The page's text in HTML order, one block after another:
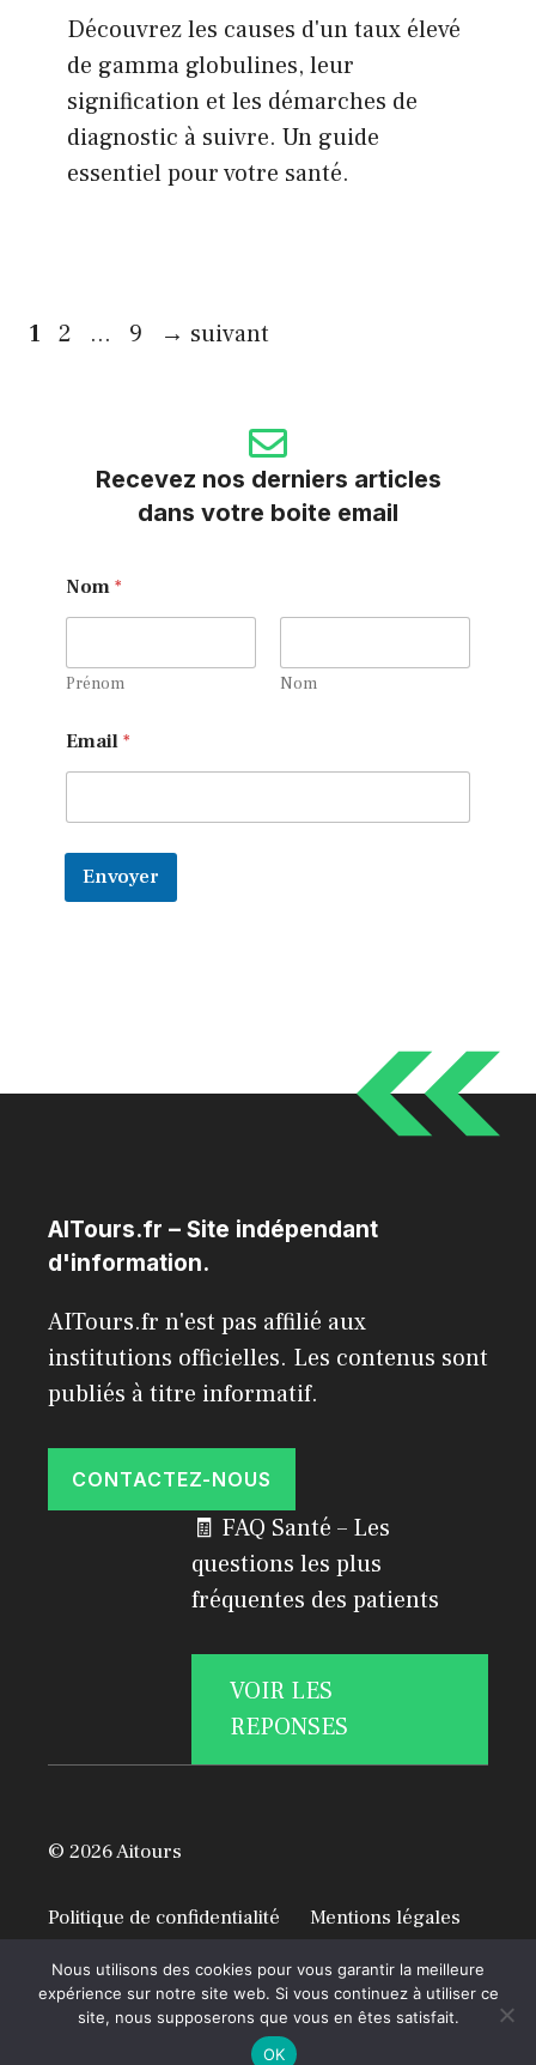
Découvrez les causes d'un taux élevé
de gamma globulines, leur
signification et les démarches de
diagnostic à suivre. Un guide
essentiel pour votre santé.
Page
1 Page
2 … Page
9 → suivant
Recevez nos derniers articles
dans votre boite email
E
m
i
l
m
a
i
Nom *
Prénom Nom
Email *
Envoyer
AITours.fr – Site indépendant
d'information.
AITours.fr n'est pas affilié aux
institutions officielles. Les contenus sont
publiés à titre informatif.
CONTACTEZ-NOUS
🧾 FAQ Santé – Les
questions les plus
fréquentes des patients
VOIR LES
REPONSES
© 2026 Aitours
Politique de confidentialité
Mentions légales
Nous utilisons des cookies pour vous garantir la meilleure
expérience sur notre site web. Si vous continuez à utiliser ce
site, nous supposerons que vous en êtes satisfait.
OK